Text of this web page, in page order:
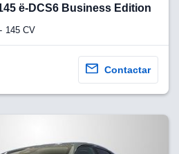
ë-DCS6 Business Edition
145 CV
Contactar